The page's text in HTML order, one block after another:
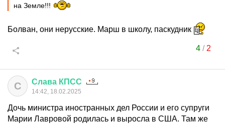
на Земле!!!
Болван, они нерусские. Марш в школу, паскудник
4/ 2
С Слава КПСС
14:42, 18.02.2025
Дочь министра иностранных дел России и его супруги
Марии Лавровой родилась и выросла в США. Там же